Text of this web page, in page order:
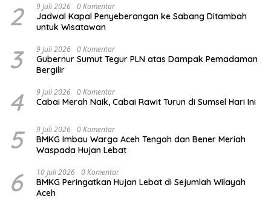
2 9 Juli 2026 0 Komentar
Jadwal Kapal Penyeberangan ke Sabang Ditambah
untuk Wisatawan
3 9 Juli 2026 0 Komentar
Gubernur Sumut Tegur PLN atas Dampak Pemadaman
Bergilir
4 9 Juli 2026 0 Komentar
Cabai Merah Naik, Cabai Rawit Turun di Sumsel Hari Ini
5 9 Juli 2026 0 Komentar
BMKG Imbau Warga Aceh Tengah dan Bener Meriah
Waspada Hujan Lebat
6 10 Juli 2026 0 Komentar
BMKG Peringatkan Hujan Lebat di Sejumlah Wilayah
Aceh